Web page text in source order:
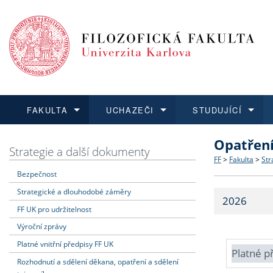
FAKULTA
Dozvědět se více
Struktura
Strategie
Fakultní
UCHAZEČI
Podat přihlášku
Co
Učitelské
STUDUJÍCÍ
Dozvědět se více
Dozvědět se více
O vědě a
Dozvědět se více
Aktuální
Strategie a další dokumenty
Bezpečnost
Strategické a dlouhodobé záměry
FF UK pro udržitelnost
Výroční zprávy
Platné vnitřní předpisy FF UK
Rozhodnutí a sdělení děkana, opatření a sdělení
FF > Fakulta >
2026
Platné